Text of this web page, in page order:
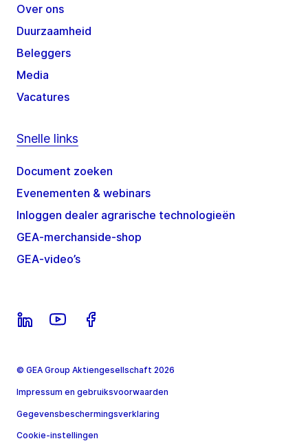
Over ons
Duurzaamheid
Beleggers
Media
Vacatures
Snelle links
Document zoeken
Evenementen & webinars
Inloggen dealer agrarische technologieën
GEA-merchanside-shop
GEA-video’s
© GEA Group Aktiengesellschaft 2026
Impressum en gebruiksvoorwaarden
Gegevensbeschermingsverklaring
Cookie-instellingen